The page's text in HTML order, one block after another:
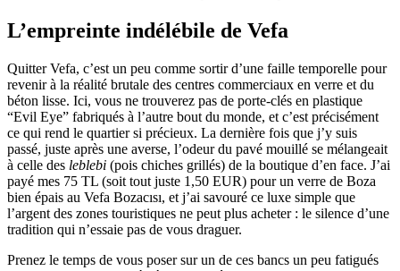
L’empreinte indélébile de Vefa
Quitter Vefa, c’est un peu comme sortir d’une faille temporelle pour
revenir à la réalité brutale des centres commerciaux en verre et du
béton lisse. Ici, vous ne trouverez pas de porte-clés en plastique
“Evil Eye” fabriqués à l’autre bout du monde, et c’est précisément
ce qui rend le quartier si précieux. La dernière fois que j’y suis
passé, juste après une averse, l’odeur du pavé mouillé se mélangeait
à celle des leblebi (pois chiches grillés) de la boutique d’en face. J’ai
payé mes 75 TL (soit tout juste 1,50 EUR) pour un verre de Boza
bien épais au Vefa Bozacısı, et j’ai savouré ce luxe simple que
l’argent des zones touristiques ne peut plus acheter : le silence d’une
tradition qui n’essaie pas de vous draguer.
Prenez le temps de vous poser sur un de ces bancs un peu fatigués